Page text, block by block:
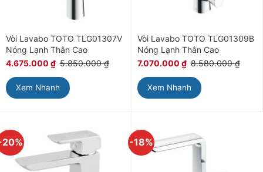
Vòi Lavabo TOTO TLG01307V
Nóng Lạnh Thân Cao
4.675.000 ₫ 5.850.000₫
Xem Nhanh
Vòi Lavabo TOTO TLG01309B
Nóng Lạnh Thân Cao
7.070.000 ₫ 8.580.000₫
Xem Nhanh
-18%